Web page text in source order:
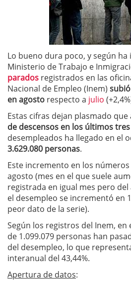
Lo bueno dura poco, y según
Ministerio de Trabajo e
parados registrados en las
Nacional de Empleo (Inem)
en agosto respecto a julio
Estas cifras dejan plasmado que
de descensos en los últimos
desempleados ha llegado en el
3.629.080 personas.
Este incremento en los
agosto (mes en el que suele
registrada en igual mes pero
el desempleo se incrementó en
peor dato de la serie).
Según los registros del Inem,
de 1.099.079 personas han
del desempleo, lo que
interanual del 43,44%.
Apertura de datos: